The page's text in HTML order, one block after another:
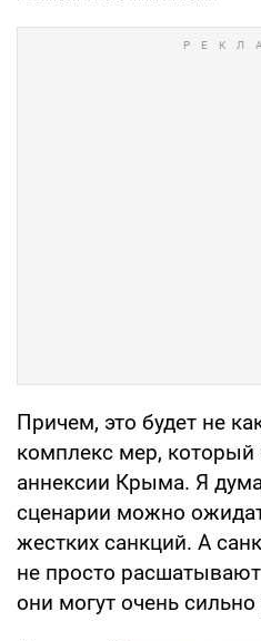
Причем, это будет не
комплекс мер,
аннексии Крыма. Я
сценарии можно
жестких санкций. А
не просто
они могут очень сильно